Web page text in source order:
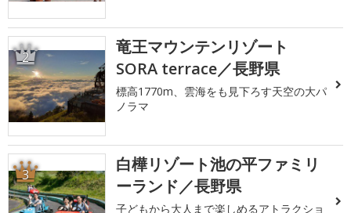
2
竜王マウンテンリゾート
SORA terrace／長野県
標高1770m、雲海をも見下ろす天空の大パ
ノラマ
3
白樺リゾート池の平ファミリ
ーランド／長野県
子どもから大人まで楽しめるアトラクショ